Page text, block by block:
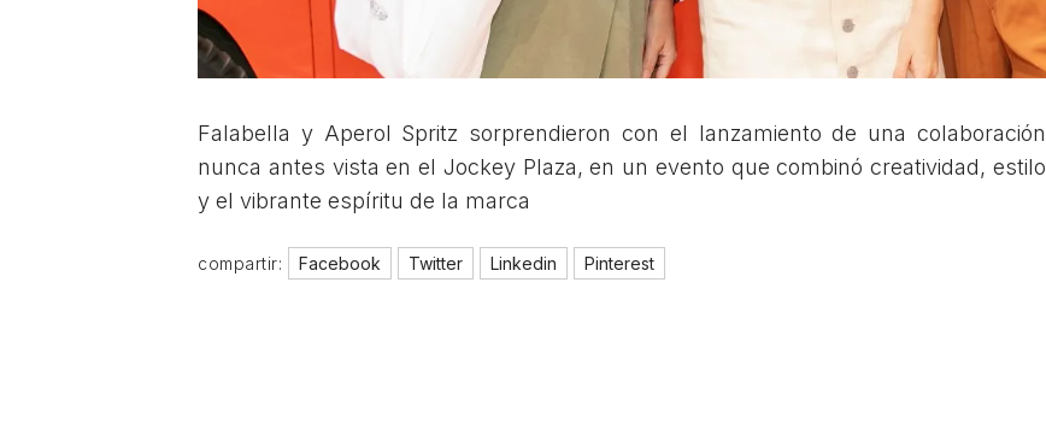
Falabella y Aperol Spritz sorprendieron con el lanzamiento de una colaboración
nunca antes vista en el Jockey Plaza, en un evento que combinó creatividad, estilo
y el vibrante espíritu de la marca
compartir: Facebook Twitter Linkedin Pinterest